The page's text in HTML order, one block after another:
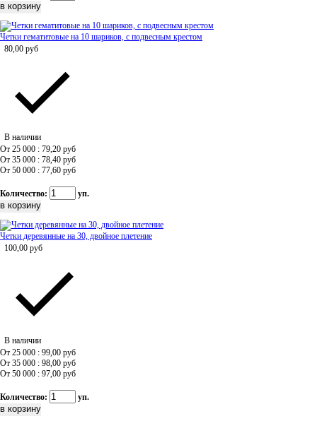
Четки гематитовые на 10 шариков, с подвесным крестом
80,00 руб
В наличии
От 25 000 : 79,20 руб
От 35 000 : 78,40 руб
От 50 000 : 77,60 руб
Количество: уп.
Четки деревянные на 30, двойное плетение
100,00 руб
В наличии
От 25 000 : 99,00 руб
От 35 000 : 98,00 руб
От 50 000 : 97,00 руб
Количество: уп.